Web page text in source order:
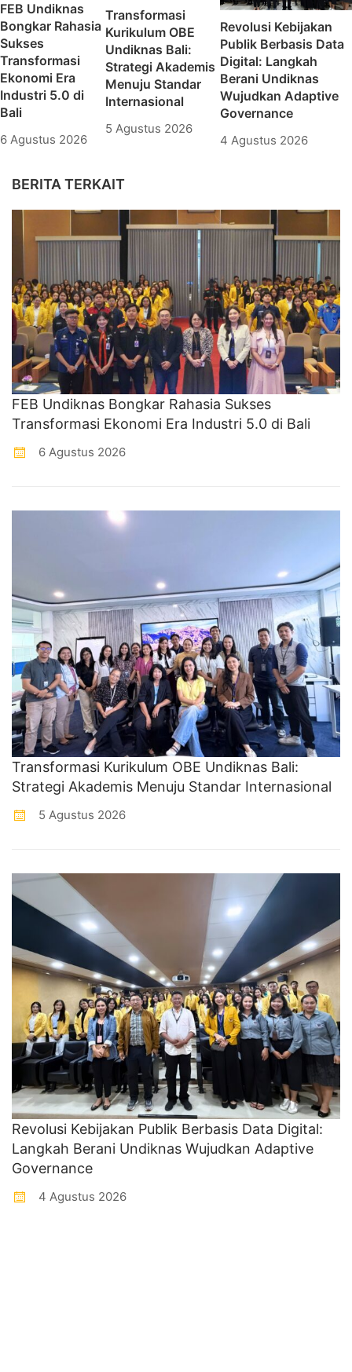
FEB Undiknas
Bongkar Rahasia
Sukses
Transformasi
Ekonomi Era
Industri 5.0 di
Bali
6 Agustus 2026
Transformasi
Kurikulum OBE
Undiknas Bali:
Strategi Akademis
Menuju Standar
Internasional
5 Agustus 2026
Revolusi Kebijakan
Publik Berbasis Data
Digital: Langkah
Berani Undiknas
Wujudkan Adaptive
Governance
4 Agustus 2026
BERITA TERKAIT
FEB Undiknas Bongkar Rahasia Sukses
Transformasi Ekonomi Era Industri 5.0 di Bali
6 Agustus 2026
Transformasi Kurikulum OBE Undiknas Bali:
Strategi Akademis Menuju Standar Internasional
5 Agustus 2026
Revolusi Kebijakan Publik Berbasis Data Digital:
Langkah Berani Undiknas Wujudkan Adaptive
Governance
4 Agustus 2026